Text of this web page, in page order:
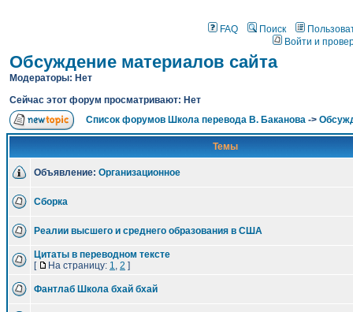
FAQ Поиск
Войти и
Обсуждение материалов сайта
Модераторы: Нет
Сейчас этот форум просматривают: Нет
Список форумов Школа перевода В. Баканова ->
Темы
Объявление: Организационное
Сборка
Реалии высшего и среднего образования в США
Цитаты в переводном тексте
[
На страницу: 1, 2 ]
Фантлаб Школа бхай бхай